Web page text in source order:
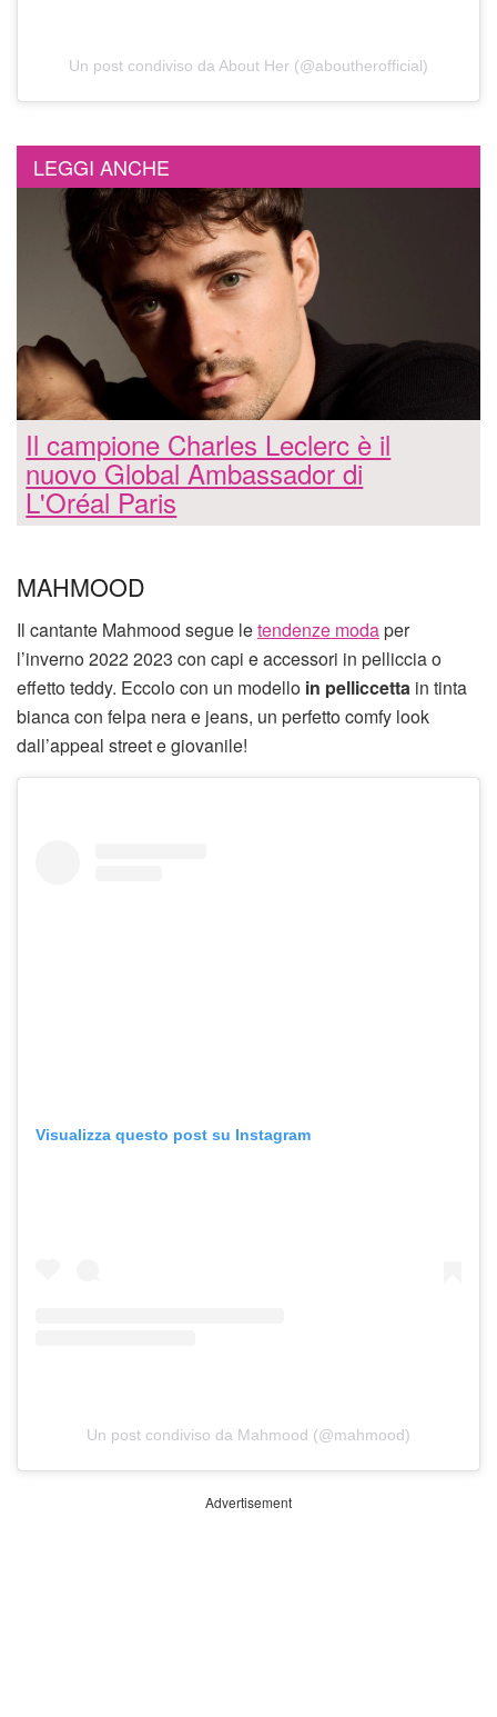
Un post condiviso da About Her (@aboutherofficial)
LEGGI ANCHE
Il campione Charles Leclerc è il
nuovo Global Ambassador di
L'Oréal Paris
MAHMOOD
Il cantante Mahmood segue letendenze modaper
l’inverno 2022 2023 con capi e accessori in pelliccia o
effetto teddy. Eccolo con un modello in pelliccetta in tinta
bianca con felpa nera e jeans, un perfetto comfy look
dall’appeal street e giovanile!
Visualizza questo post su Instagram
Un post condiviso da Mahmood (@mahmood)
Advertisement